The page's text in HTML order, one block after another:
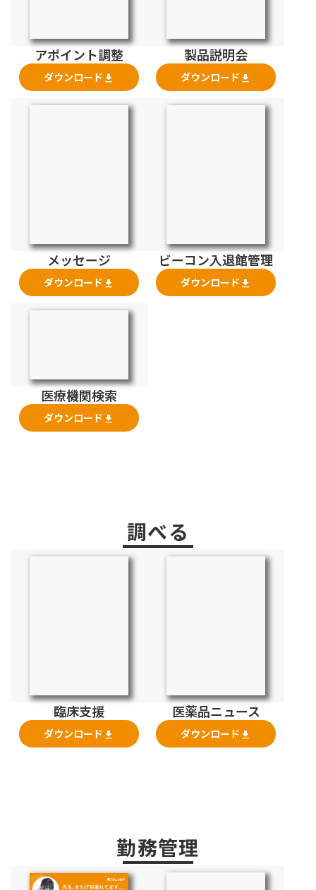
アポイント調整
ダウンロード file_download
製品説明会
ダウンロード file_download
メッセージ
ダウンロード file_download
ビーコン入退館管理
ダウンロード file_download
医療機関検索
ダウンロード file_download
調べる
臨床支援
ダウンロード file_download
医薬品ニュース
ダウンロード file_download
勤務管理